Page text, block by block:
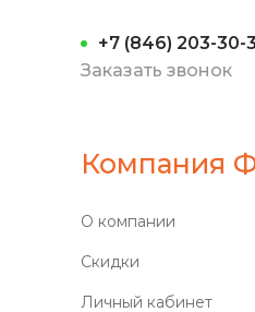
+7 (846) 203-30-
Заказать звонок
Компания
О компании
Скидки
Личный кабинет